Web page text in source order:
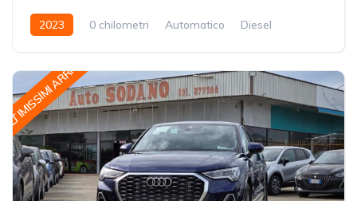
2023 0 chilometri Automatico
Diesel
ARRIVI